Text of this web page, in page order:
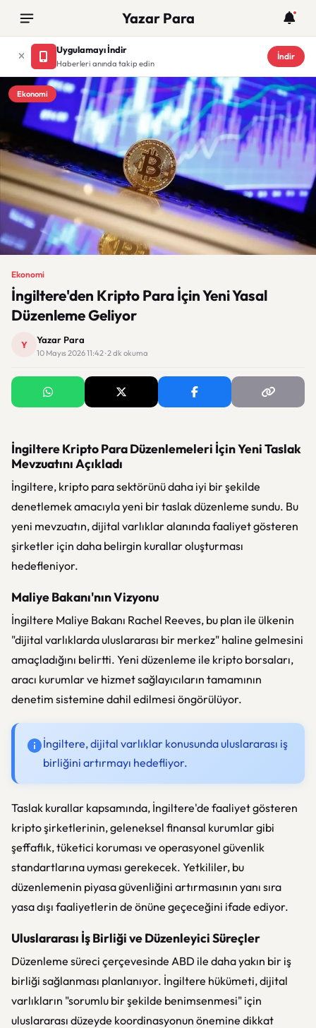
Yazar Para
Uygulamayı İndir
Haberleri anında takip edin
İndir
Ekonomi
Ekonomi
İngiltere'den Kripto Para İçin Yeni Yasal
Düzenleme Geliyor
Y Yazar Para
10 Mayıs 2026 11:42 · 2 dk okuma
İngiltere Kripto Para Düzenlemeleri İçin Yeni Taslak
Mevzuatını Açıkladı
İngiltere, kripto para sektörünü daha iyi bir şekilde
denetlemek amacıyla yeni bir taslak düzenleme sundu. Bu
yeni mevzuatın, dijital varlıklar alanında faaliyet gösteren
şirketler için daha belirgin kurallar oluşturması
hedefleniyor.
Maliye Bakanı'nın Vizyonu
İngiltere Maliye Bakanı Rachel Reeves, bu plan ile ülkenin
"dijital varlıklarda uluslararası bir merkez" haline gelmesini
amaçladığını belirtti. Yeni düzenleme ile kripto borsaları,
aracı kurumlar ve hizmet sağlayıcıların tamamının
denetim sistemine dahil edilmesi öngörülüyor.
İngiltere, dijital varlıklar konusunda uluslararası iş
birliğini artırmayı hedefliyor.
Taslak kurallar kapsamında, İngiltere'de faaliyet gösteren
kripto şirketlerinin, geleneksel finansal kurumlar gibi
şeffaflık, tüketici koruması ve operasyonel güvenlik
standartlarına uyması gerekecek. Yetkililer, bu
düzenlemenin piyasa güvenliğini artırmasının yanı sıra
yasa dışı faaliyetlerin de önüne geçeceğini ifade ediyor.
Uluslararası İş Birliği ve Düzenleyici Süreçler
Düzenleme süreci çerçevesinde ABD ile daha yakın bir iş
birliği sağlanması planlanıyor. İngiltere hükümeti, dijital
varlıkların "sorumlu bir şekilde benimsenmesi" için
uluslararası düzeyde koordinasyonun önemine dikkat